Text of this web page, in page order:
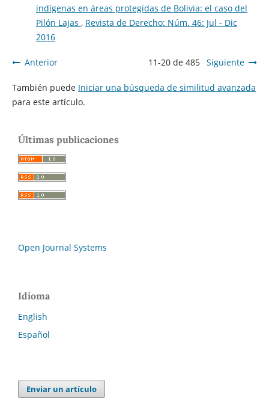
indígenas en áreas protegidas de Bolivia: el caso del
Pilón Lajas , Revista de Derecho: Núm. 46: Jul - Dic
2016
Anterior 11-20 de 485 Siguiente
También puede Iniciar una búsqueda de similitud avanzada
para este artículo.
Últimas publicaciones
Open Journal Systems
Idioma
English
Español
Enviar un artículo